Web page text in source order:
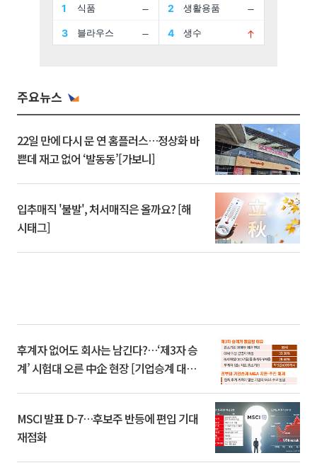
주요뉴스
22일 만에 다시 문 연 홈플러스…정상화 바
쁜데 재고 없어 ‘발동동’[가보니]
입추매직 '불발', 처서매직은 올까요? [해
시태그]
후계자 없어도 회사는 남긴다?…‘제3자 승
계’ 시험대 오른 中企 현장 [기업승계 대전
MSCI 발표 D-7…후보주 반등에 편입 기대
재점화